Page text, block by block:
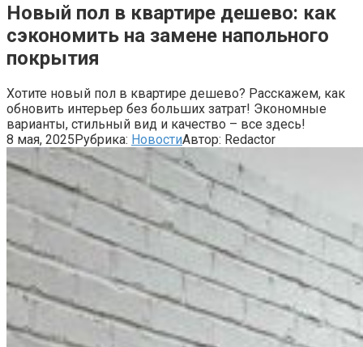
Новый пол в квартире дешево: как
сэкономить на замене напольного
покрытия
Хотите новый пол в квартире дешево? Расскажем, как
обновить интерьер без больших затрат! Экономные
варианты, стильный вид и качество – все здесь!
8 мая, 2025Рубрика: НовостиАвтор: Redactor